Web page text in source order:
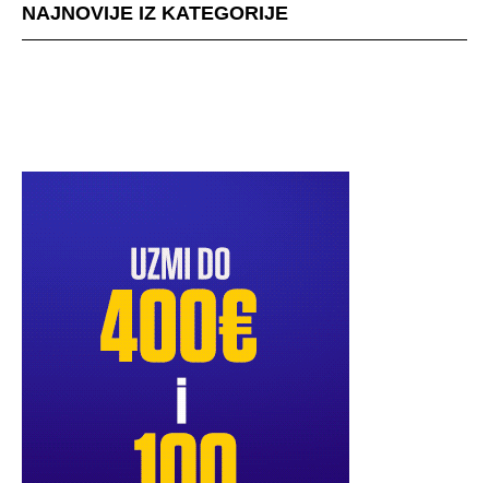
NAJNOVIJE IZ KATEGORIJE